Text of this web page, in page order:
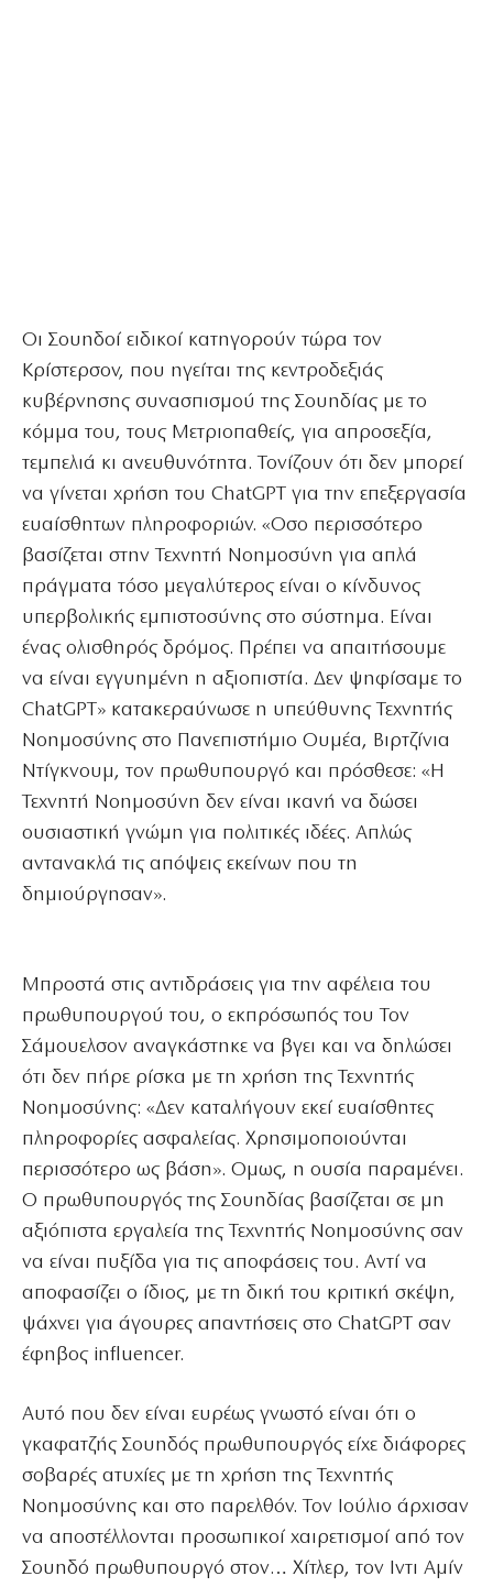
Οι Σουηδοί ειδικοί κατηγορούν τώρα τον
Κρίστερσον, που ηγείται της κεντροδεξιάς
κυβέρνησης συνασπισμού της Σουηδίας με το
κόμμα του, τους Μετριοπαθείς, για απροσεξία,
τεμπελιά κι ανευθυνότητα. Τονίζουν ότι δεν μπορεί
να γίνεται χρήση του ChatGPT για την επεξεργασία
ευαίσθητων πληροφοριών. «Οσο περισσότερο
βασίζεται στην Τεχνητή Νοημοσύνη για απλά
πράγματα τόσο μεγαλύτερος είναι ο κίνδυνος
υπερβολικής εμπιστοσύνης στο σύστημα. Είναι
ένας ολισθηρός δρόμος. Πρέπει να απαιτήσουμε
να είναι εγγυημένη η αξιοπιστία. Δεν ψηφίσαμε το
ChatGPT» κατακεραύνωσε η υπεύθυνης Τεχνητής
Νοημοσύνης στο Πανεπιστήμιο Ουμέα, Βιρτζίνια
Ντίγκνουμ, τον πρωθυπουργό και πρόσθεσε: «Η
Τεχνητή Νοημοσύνη δεν είναι ικανή να δώσει
ουσιαστική γνώμη για πολιτικές ιδέες. Απλώς
αντανακλά τις απόψεις εκείνων που τη
δημιούργησαν».
Μπροστά στις αντιδράσεις για την αφέλεια του
πρωθυπουργού του, ο εκπρόσωπός του Τον
Σάμουελσον αναγκάστηκε να βγει και να δηλώσει
ότι δεν πήρε ρίσκα με τη χρήση της Τεχνητής
Νοημοσύνης: «Δεν καταλήγουν εκεί ευαίσθητες
πληροφορίες ασφαλείας. Χρησιμοποιούνται
περισσότερο ως βάση». Ομως, η ουσία παραμένει.
Ο πρωθυπουργός της Σουηδίας βασίζεται σε μη
αξιόπιστα εργαλεία της Τεχνητής Νοημοσύνης σαν
να είναι πυξίδα για τις αποφάσεις του. Αντί να
αποφασίζει ο ίδιος, με τη δική του κριτική σκέψη,
ψάχνει για άγουρες απαντήσεις στο ChatGPT σαν
έφηβος influencer.
Αυτό που δεν είναι ευρέως γνωστό είναι ότι ο
γκαφατζής Σουηδός πρωθυπουργός είχε διάφορες
σοβαρές ατυχίες με τη χρήση της Τεχνητής
Νοημοσύνης και στο παρελθόν.Τον Ιούλιο άρχισαν
να αποστέλλονται προσωπικοί χαιρετισμοί από τον
Σουηδό πρωθυπουργό στον… Χίτλερ, τον Ιντι Αμίν